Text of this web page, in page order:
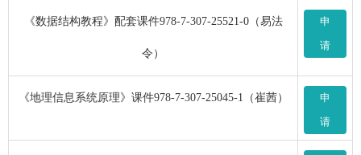
《数据结构教程》配套课件978-7-307-25521-0（易法
令）
申
请
《地理信息系统原理》课件978-7-307-25045-1（崔茜）
申
请